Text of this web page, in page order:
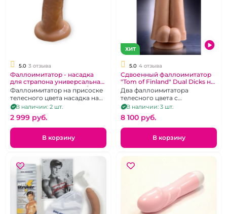
5.0 3 отзыва
Фаллоимитатор - насадка
для страпона универсальная
"Caliber" на присоске 14/5
Фаллоимитатор на присоске
телесного цвета насадка на
страпон совместим с
вибропулями
В наличии: 2 шт.
2 999 pуб.
В корзину
ХИТ
5.0 4 отзыва
Сдвоенный фаллоимитатор
"Tom of Finland" Dual Dicks на
присоске
Два фаллоимитатора
телесного цвета с
мошонками, соединенные
между собой.
В наличии: 3 шт.
8 100 pуб.
В корзину